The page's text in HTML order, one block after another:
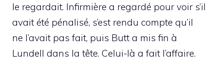
le regardait. Infirmière a regardé pour voir s’il
avait été pénalisé, s’est rendu compte qu’il
ne l’avait pas fait, puis Butt a mis fin à
Lundell dans la tête. Celui-là a fait l’affaire.